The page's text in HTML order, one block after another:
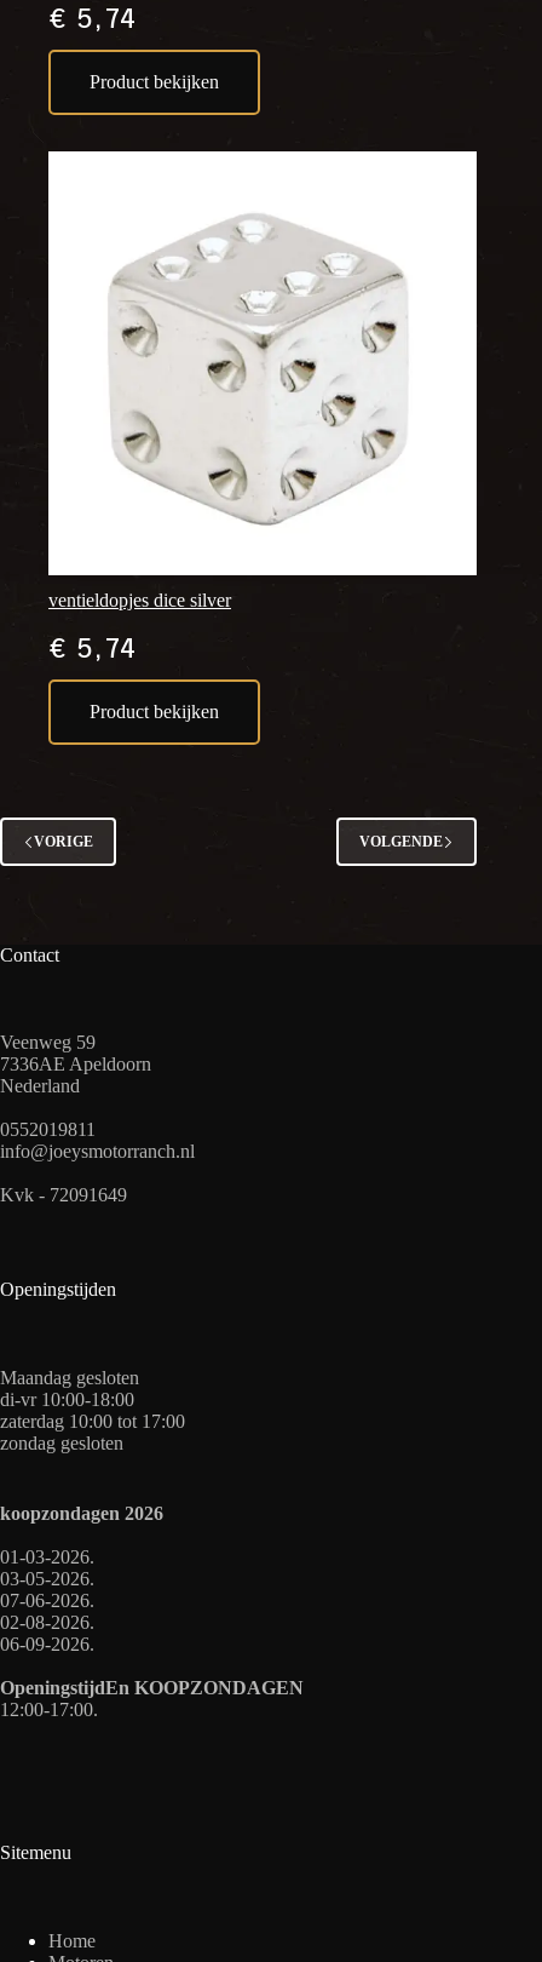
€5,74
Product bekijken
ventieldopjes dice silver
€5,74
Product bekijken
VORIGE VOLGENDE
Contact
Veenweg 59
7336AE Apeldoorn
Nederland
0552019811
info@joeysmotorranch.nl
Kvk - 72091649
Openingstijden
Maandag gesloten
di-vr 10:00-18:00
zaterdag 10:00 tot 17:00
zondag gesloten
koopzondagen 2026
01-03-2026.
03-05-2026.
07-06-2026.
02-08-2026.
06-09-2026.
OpeningstijdEn KOOPZONDAGEN
12:00-17:00.
Sitemenu
Home